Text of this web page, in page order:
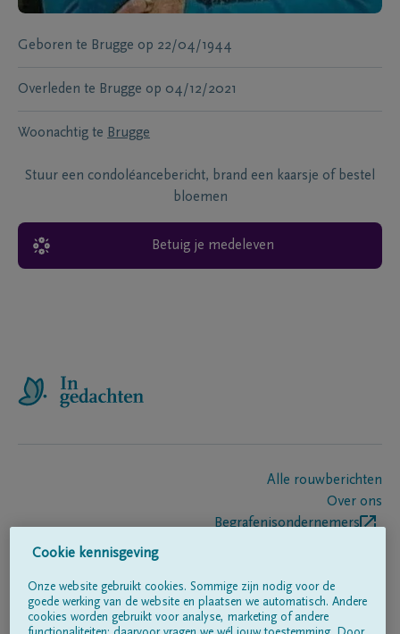
Geboren te Brugge op 22/04/1944
Overleden te Brugge op 04/12/2021
Woonachtig te Brugge
Stuur een condoléancebericht, brand een kaarsje of bestel
bloemen
Betuig je medeleven
Alle rouwberichten
Over ons
Begrafenisondernemers
Volg ons op
Cookie kennisgeving
Onze website gebruikt cookies. Sommige zijn nodig voor de
goede werking van de website en plaatsen we automatisch. Andere
cookies worden gebruikt voor analyse, marketing of andere